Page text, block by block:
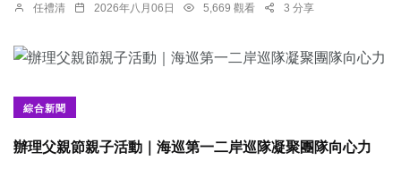
任禮清 2026年八月06日 5,669 觀看 3 分享
綜合新聞
辦理父親節親子活動｜海巡第一二岸巡隊凝聚團隊向心力